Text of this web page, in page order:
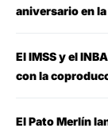
aniversario en
El IMSS y el
con la
El Pato Merlín